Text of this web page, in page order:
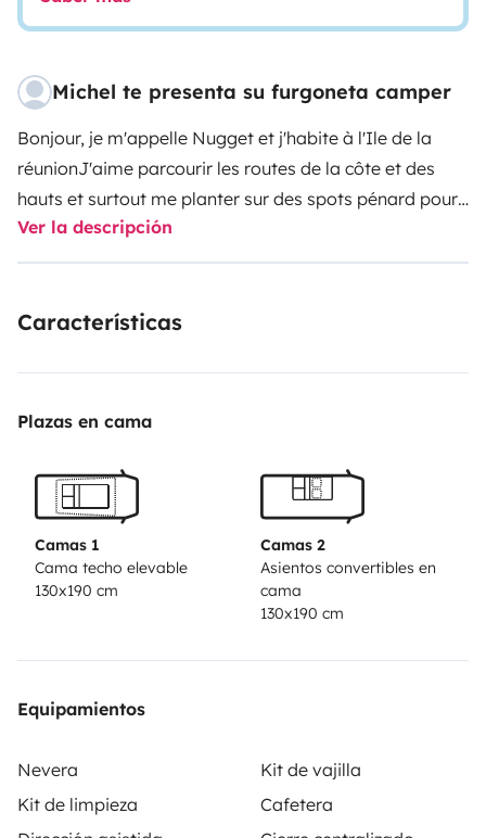
Michel te presenta su furgoneta camper
Bonjour, je m'appelle Nugget et j'habite à l'Ile de la
réunionJ'aime parcourir les routes de la côte et des
hauts et surtout me planter sur des spots pénard pour
que mes passagers puissent profiter des sentiers, des
plaines, des points de vues, du volcan, de la mer et
Ile intense. J'aime aussi qu'on prenne soin de moi car
Ver la descripción
Características
Plazas en cama
Camas 1
Cama techo elevable
130x190 cm
Camas 2
Asientos convertibles en
cama
130x190 cm
Equipamientos
Nevera
Kit de vajilla
Kit de limpieza
Cafetera